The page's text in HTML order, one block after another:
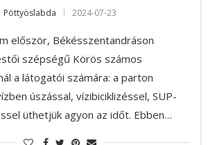
Pöttyöslabda 2024-07-23
először, Békésszentandráson
szépségű Körös számos
a látogatói számára: a parton
úszással, vízibiciklizéssel, SUP-
üthetjük agyon az időt. Ebben…